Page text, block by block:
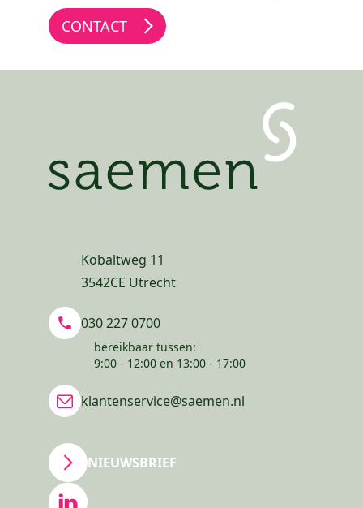
CONTACT
Kobaltweg 11
3542CE Utrecht
030 227 0700
bereikbaar tussen:
9:00 - 12:00 en 13:00 - 17:00
klantenservice@saemen.nl
NIEUWSBRIEF